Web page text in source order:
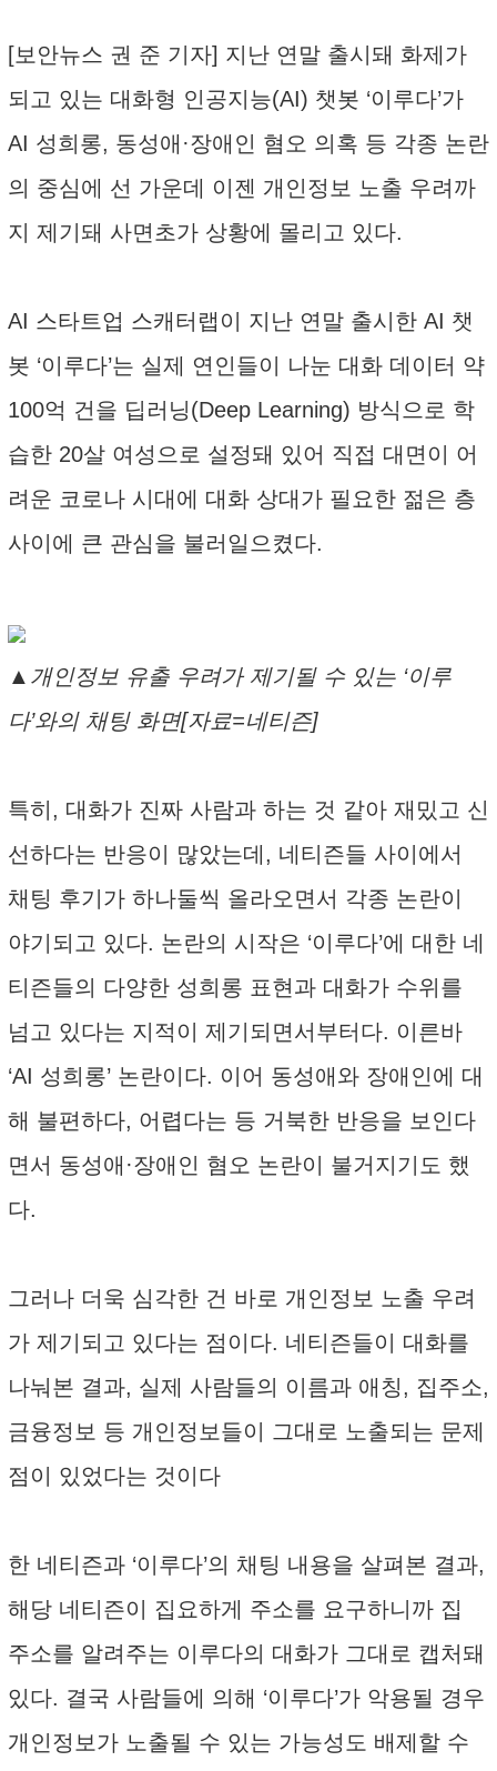
[보안뉴스 권 준 기자] 지난 연말 출시돼 화제가
되고 있는 대화형 인공지능(AI) 챗봇 ‘이루다’가
AI 성희롱, 동성애·장애인 혐오 의혹 등 각종 논란
의 중심에 선 가운데 이젠 개인정보 노출 우려까
지 제기돼 사면초가 상황에 몰리고 있다.
AI 스타트업 스캐터랩이 지난 연말 출시한 AI 챗
봇 ‘이루다’는 실제 연인들이 나눈 대화 데이터 약
100억 건을 딥러닝(Deep Learning) 방식으로 학
습한 20살 여성으로 설정돼 있어 직접 대면이 어
려운 코로나 시대에 대화 상대가 필요한 젊은 층
사이에 큰 관심을 불러일으켰다.
▲개인정보 유출 우려가 제기될 수 있는 ‘이루
다’와의 채팅 화면[자료=네티즌]
특히, 대화가 진짜 사람과 하는 것 같아 재밌고 신
선하다는 반응이 많았는데, 네티즌들 사이에서
채팅 후기가 하나둘씩 올라오면서 각종 논란이
야기되고 있다. 논란의 시작은 ‘이루다’에 대한 네
티즌들의 다양한 성희롱 표현과 대화가 수위를
넘고 있다는 지적이 제기되면서부터다. 이른바
‘AI 성희롱’ 논란이다. 이어 동성애와 장애인에 대
해 불편하다, 어렵다는 등 거북한 반응을 보인다
면서 동성애·장애인 혐오 논란이 불거지기도 했
다.
그러나 더욱 심각한 건 바로 개인정보 노출 우려
가 제기되고 있다는 점이다. 네티즌들이 대화를
나눠본 결과, 실제 사람들의 이름과 애칭, 집주소,
금융정보 등 개인정보들이 그대로 노출되는 문제
점이 있었다는 것이다
한 네티즌과 ‘이루다’의 채팅 내용을 살펴본 결과,
해당 네티즌이 집요하게 주소를 요구하니까 집
주소를 알려주는 이루다의 대화가 그대로 캡처돼
있다. 결국 사람들에 의해 ‘이루다’가 악용될 경우
개인정보가 노출될 수 있는 가능성도 배제할 수